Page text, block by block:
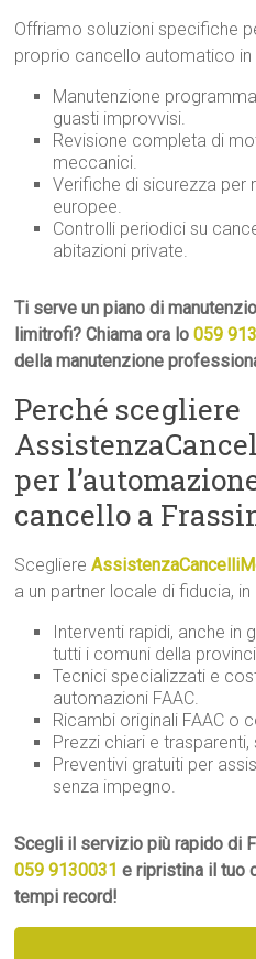
Offriamo soluzioni specifiche
proprio cancello automatico
Manutenzione
guasti improvvisi.
Revisione completa di
meccanici.
Verifiche di sicurezza per
europee.
Controlli periodici su
abitazioni private.
Ti serve un piano di
limitrofi? Chiama ora lo059
della manutenzione
Perché scegliere
per
cancello a
Scegliere
a un partner locale di fiducia,
Interventi rapidi, anche in
tutti i comuni della
Tecnici specializzati e
automazioni FAAC.
Ricambi originali FAAC o
Prezzi chiari e
Preventivi gratuiti per
senza impegno.
Scegli il servizio più rapido di
059 9130031 e ripristina il tuo
tempi record!